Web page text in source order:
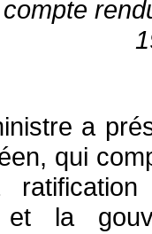
a
qui
et la